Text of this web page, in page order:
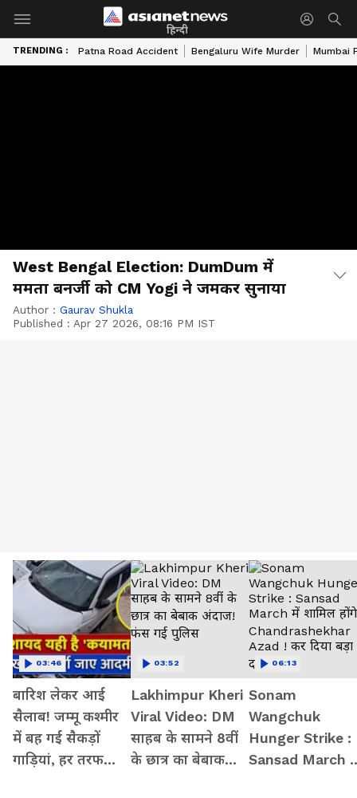
हिन्दी
TRENDING : Patna Road Accident Bengaluru Wife Murder Mumbai
West Bengal Election: DumDum में
ममता बनर्जी को CM Yogi ने जमकर सुनाया
Author : Gaurav Shukla
Published : Apr 27 2026, 08:16 PM IST
बारिश लेकर आई
सैलाब! जम्मू कश्मीर
में बह गई सैकड़ों
गाड़ियां, हर तरफ
03:46
Lakhimpur Kheri
Viral Video: DM
साहब के सामने 8वीं
के छात्र का बेबाक
03:52
Sonam
Wangchuk
Hunger Strike :
Sansad March
06:13